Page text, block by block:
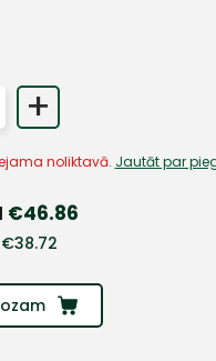
+
noliktavā. Jautāt par
€46.86
€38.72